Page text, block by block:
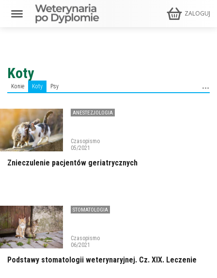
ZALOGUJ
Koty
Konie Koty Psy
ANESTEZJOLOGIA
Czasopismo
05/2021
Znieczulenie pacjentów geriatrycznych
STOMATOLOGIA
Czasopismo
06/2021
Podstawy stomatologii weterynaryjnej. Cz. XIX. Leczenie